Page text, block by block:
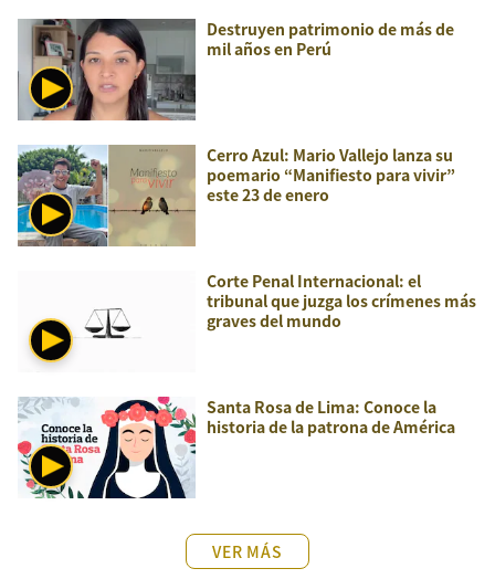
Destruyen patrimonio de más de
mil años en Perú
Cerro Azul: Mario Vallejo lanza su
poemario “Manifiesto para vivir”
este 23 de enero
Corte Penal Internacional: el
tribunal que juzga los crímenes más
graves del mundo
Santa Rosa de Lima: Conoce la
historia de la patrona de América
VER MÁS